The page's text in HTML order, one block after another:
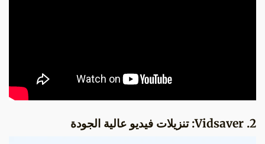
2. Vidsaver: تنزيلات فيديو عالية الجودة